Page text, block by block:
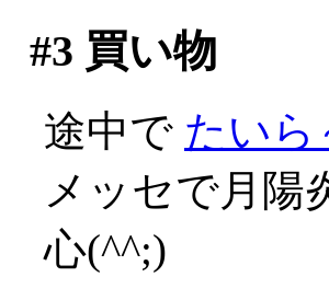
#3 買い物
途中で たいら
メッセで月陽
心(^^;)